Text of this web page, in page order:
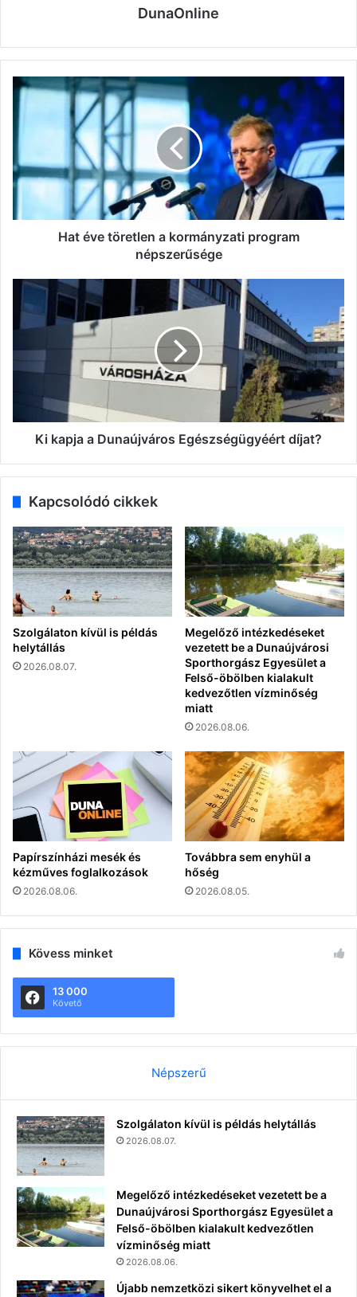
DunaOnline
Hat
éve
program
népszerűsége
Hat éve töretlen a kormányzati program
népszerűsége
kapja
Dunaújváros
Egészségügyéért
díjat?
Ki kapja a Dunaújváros Egészségügyéért díjat?
Kapcsolódó cikkek
Szolgálaton kívül is példás
helytállás
2026.08.07.
Megelőző intézkedéseket
vezetett be a Dunaújvárosi
Sporthorgász Egyesület a
Felső-öbölben kialakult
kedvezőtlen vízminőség
miatt
2026.08.06.
Papírszínházi mesék és
kézműves foglalkozások
2026.08.06.
Továbbra sem enyhül a
hőség
2026.08.05.
Kövess minket
13 000
Követő
Népszerű
Szolgálaton kívül is példás helytállás
2026.08.07.
Megelőző intézkedéseket vezetett be a
Dunaújvárosi Sporthorgász Egyesület a
Felső-öbölben kialakult kedvezőtlen
vízminőség miatt
2026.08.06.
Újabb nemzetközi sikert könyvelhet el a